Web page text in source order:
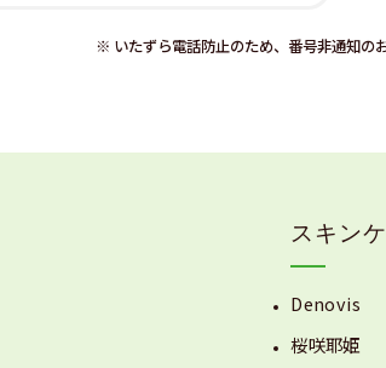
※ いたずら電話防止のため、番号非通知の
スキン
Denovis
桜咲耶姫